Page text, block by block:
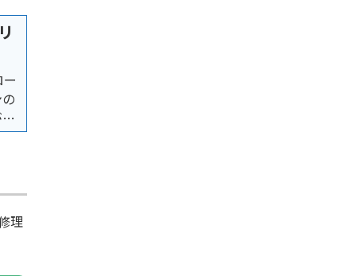
理